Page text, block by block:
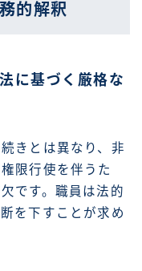
的解釈
に基づく厳格な
きとは異なり、非
限行使を伴うた
です。職員は法的
を下すことが求め